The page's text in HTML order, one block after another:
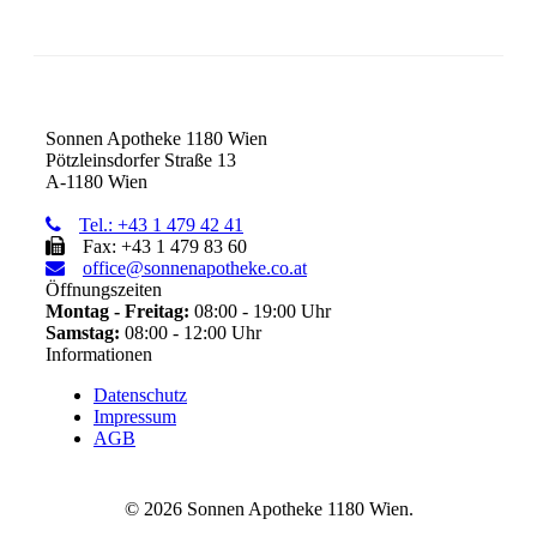
Sonnen Apotheke 1180 Wien
Pötzleinsdorfer Straße 13
A-1180 Wien
Tel.: +43 1 479 42 41
Fax: +43 1 479 83 60
office@sonnenapotheke.co.at
Öffnungszeiten
Montag - Freitag: 08:00 - 19:00 Uhr
Samstag: 08:00 - 12:00 Uhr
Informationen
Datenschutz
Impressum
AGB
© 2026 Sonnen Apotheke 1180 Wien.